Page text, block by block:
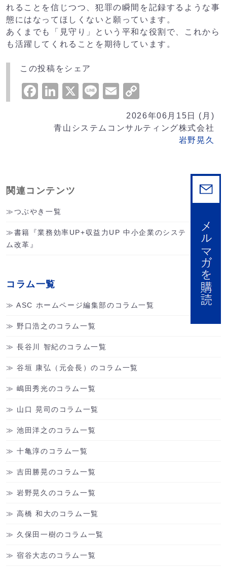
れることを信じつつ、犯罪の瞬間を記録するような事
態にはなってほしくないと願っています。
あくまでも「見守り」という平和な役割で、これから
も活躍してくれることを期待しています。
この投稿をシェア
Facebook
LinkedIn
X LineEmail
Link
2026年06月15日 (月)
青山システムコンサルティング株式会社
岩野晃久
関連コンテンツ
つぶやき一覧
書籍『業務効率UP+収益力UP 中小企業のシステ
ム改革』
コラム一覧
ASC ホームページ編集部のコラム一覧
野口浩之のコラム一覧
長谷川 智紀のコラム一覧
谷垣 康弘（元会長）のコラム一覧
嶋田秀光のコラム一覧
山口 晃司のコラム一覧
池田洋之のコラム一覧
十亀淳のコラム一覧
吉田勝晃のコラム一覧
岩野晃久のコラム一覧
高橋 和大のコラム一覧
久保田一樹のコラム一覧
宿谷大志のコラム一覧